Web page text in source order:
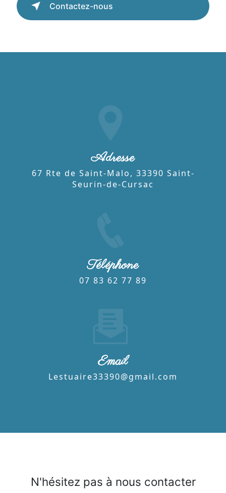
Contactez-nous
Adresse
67 Rte de Saint-Malo, 33390 Saint-
Seurin-de-Cursac
Téléphone
07 83 62 77 89
Email
lestuaire33390@gmail.com
N'hésitez pas à nous contacter